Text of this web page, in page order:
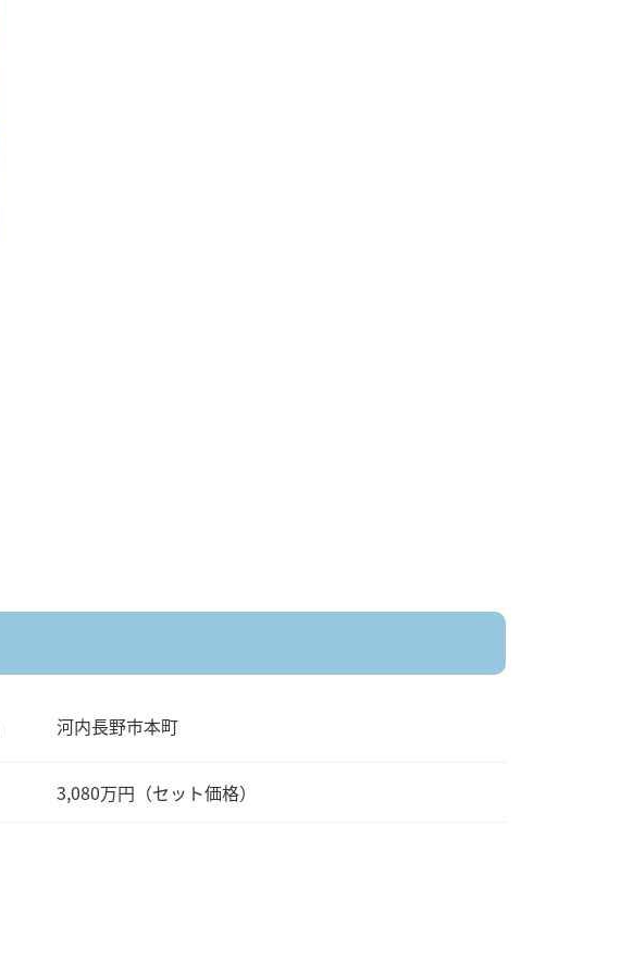
河内長野市本町
3,080万円（セット価格）